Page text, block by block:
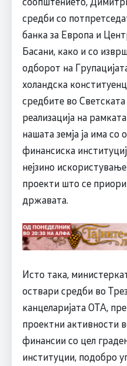
средби со
банка за Европа и
Басани, како и со
одборот на
холандска
средбите во
реализација на
нашата земја ја има со
финансиска
нејзино
проекти што се
државата.
Исто така,
оствари средби во
канцеларијата ОТА,
проектни активности
финансии со цел
институции, подобро